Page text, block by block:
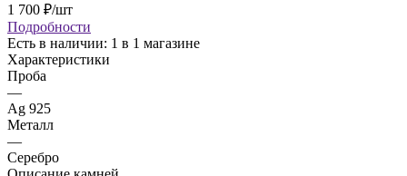
1 700 ₽/шт
Подробности
Есть в наличии: 1 в 1 магазине
Характеристики
Проба
—
Ag 925
Металл
—
Серебро